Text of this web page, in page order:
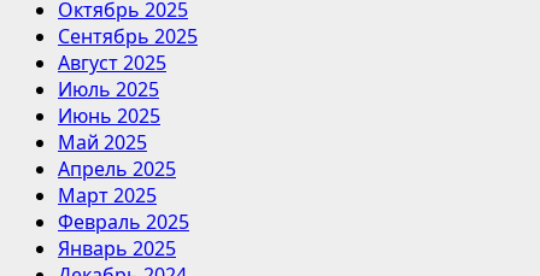
Октябрь 2025
Сентябрь 2025
Август 2025
Июль 2025
Июнь 2025
Май 2025
Апрель 2025
Март 2025
Февраль 2025
Январь 2025